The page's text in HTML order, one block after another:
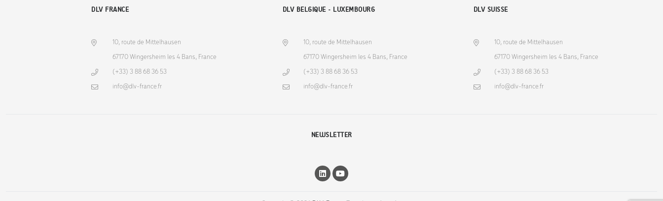
DLV FRANCE
10, route de Mittelhausen
67170 Wingersheim les 4 Bans, France
(+33) 3 88 68 36 53
info@dlv-france.fr
DLV BELGIQUE - LUXEMBOURG
10, route de Mittelhausen
67170 Wingersheim les 4 Bans, France
(+33) 3 88 68 36 53
info@dlv-france.fr
DLV SUISSE
10, route de Mittelhausen
67170 Wingersheim les 4 Bans, France
(+33) 3 88 68 36 53
info@dlv-france.fr
NEWSLETTER